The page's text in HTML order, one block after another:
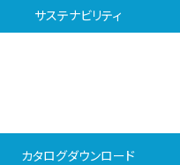
サステナビリティ
カタログダウンロード